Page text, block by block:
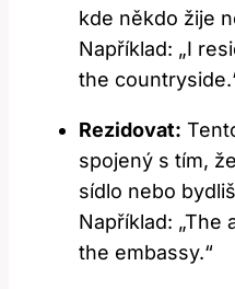
kde někdo žije
Například: „I
the
Rezidovat:
spojený s tím,
sídlo nebo
Například: „The
the embassy.“